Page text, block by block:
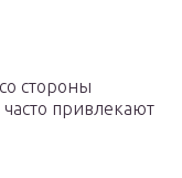
стороны
привлекают